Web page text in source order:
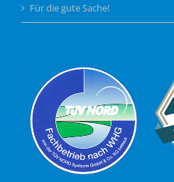
Für die gute Sache!